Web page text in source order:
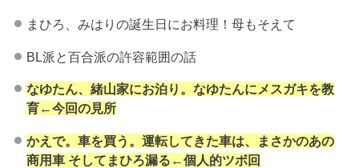
まひろ、みはりの誕生日にお料理！母もそえて
BL派と百合派の許容範囲の話
なゆたん、緒山家にお泊り。なゆたんにメスガキを教
育←今回の見所
かえで。車を買う。運転してきた車は、まさかのあの
商用車 そしてまひろ漏る←個人的ツボ回